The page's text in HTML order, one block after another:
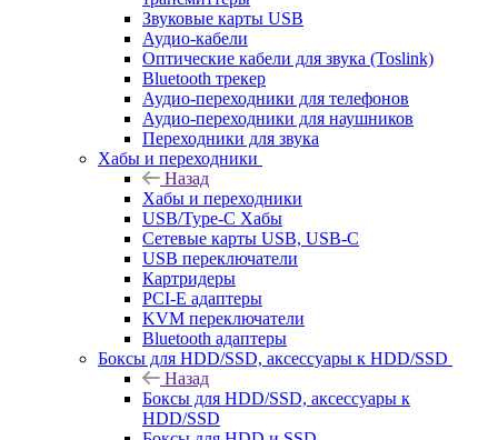
Звуковые карты USB
Аудио-кабели
Оптические кабели для звука (Toslink)
Bluetooth трекер
Аудио-переходники для телефонов
Аудио-переходники для наушников
Переходники для звука
Хабы и переходники
Назад
Хабы и переходники
USB/Type-C Хабы
Сетевые карты USB, USB-C
USB переключатели
Картридеры
PCI-E адаптеры
KVM переключатели
Bluetooth адаптеры
Боксы для HDD/SSD, аксессуары к HDD/SSD
Назад
Боксы для HDD/SSD, аксессуары к
HDD/SSD